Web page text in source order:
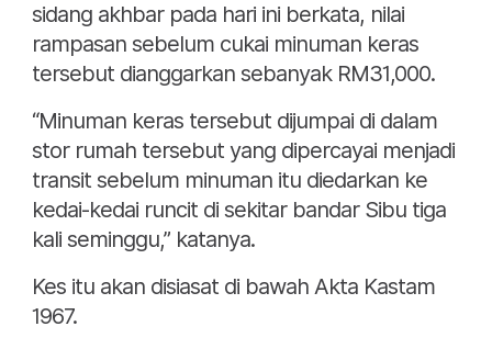
sidang akhbar pada hari ini berkata, nilai
rampasan sebelum cukai minuman keras
tersebut dianggarkan sebanyak RM31,000.
“Minuman keras tersebut dijumpai di dalam
stor rumah tersebut yang dipercayai menjadi
transit sebelum minuman itu diedarkan ke
kedai-kedai runcit di sekitar bandar Sibu tiga
kali seminggu,” katanya.
Kes itu akan disiasat di bawah Akta Kastam
1967.